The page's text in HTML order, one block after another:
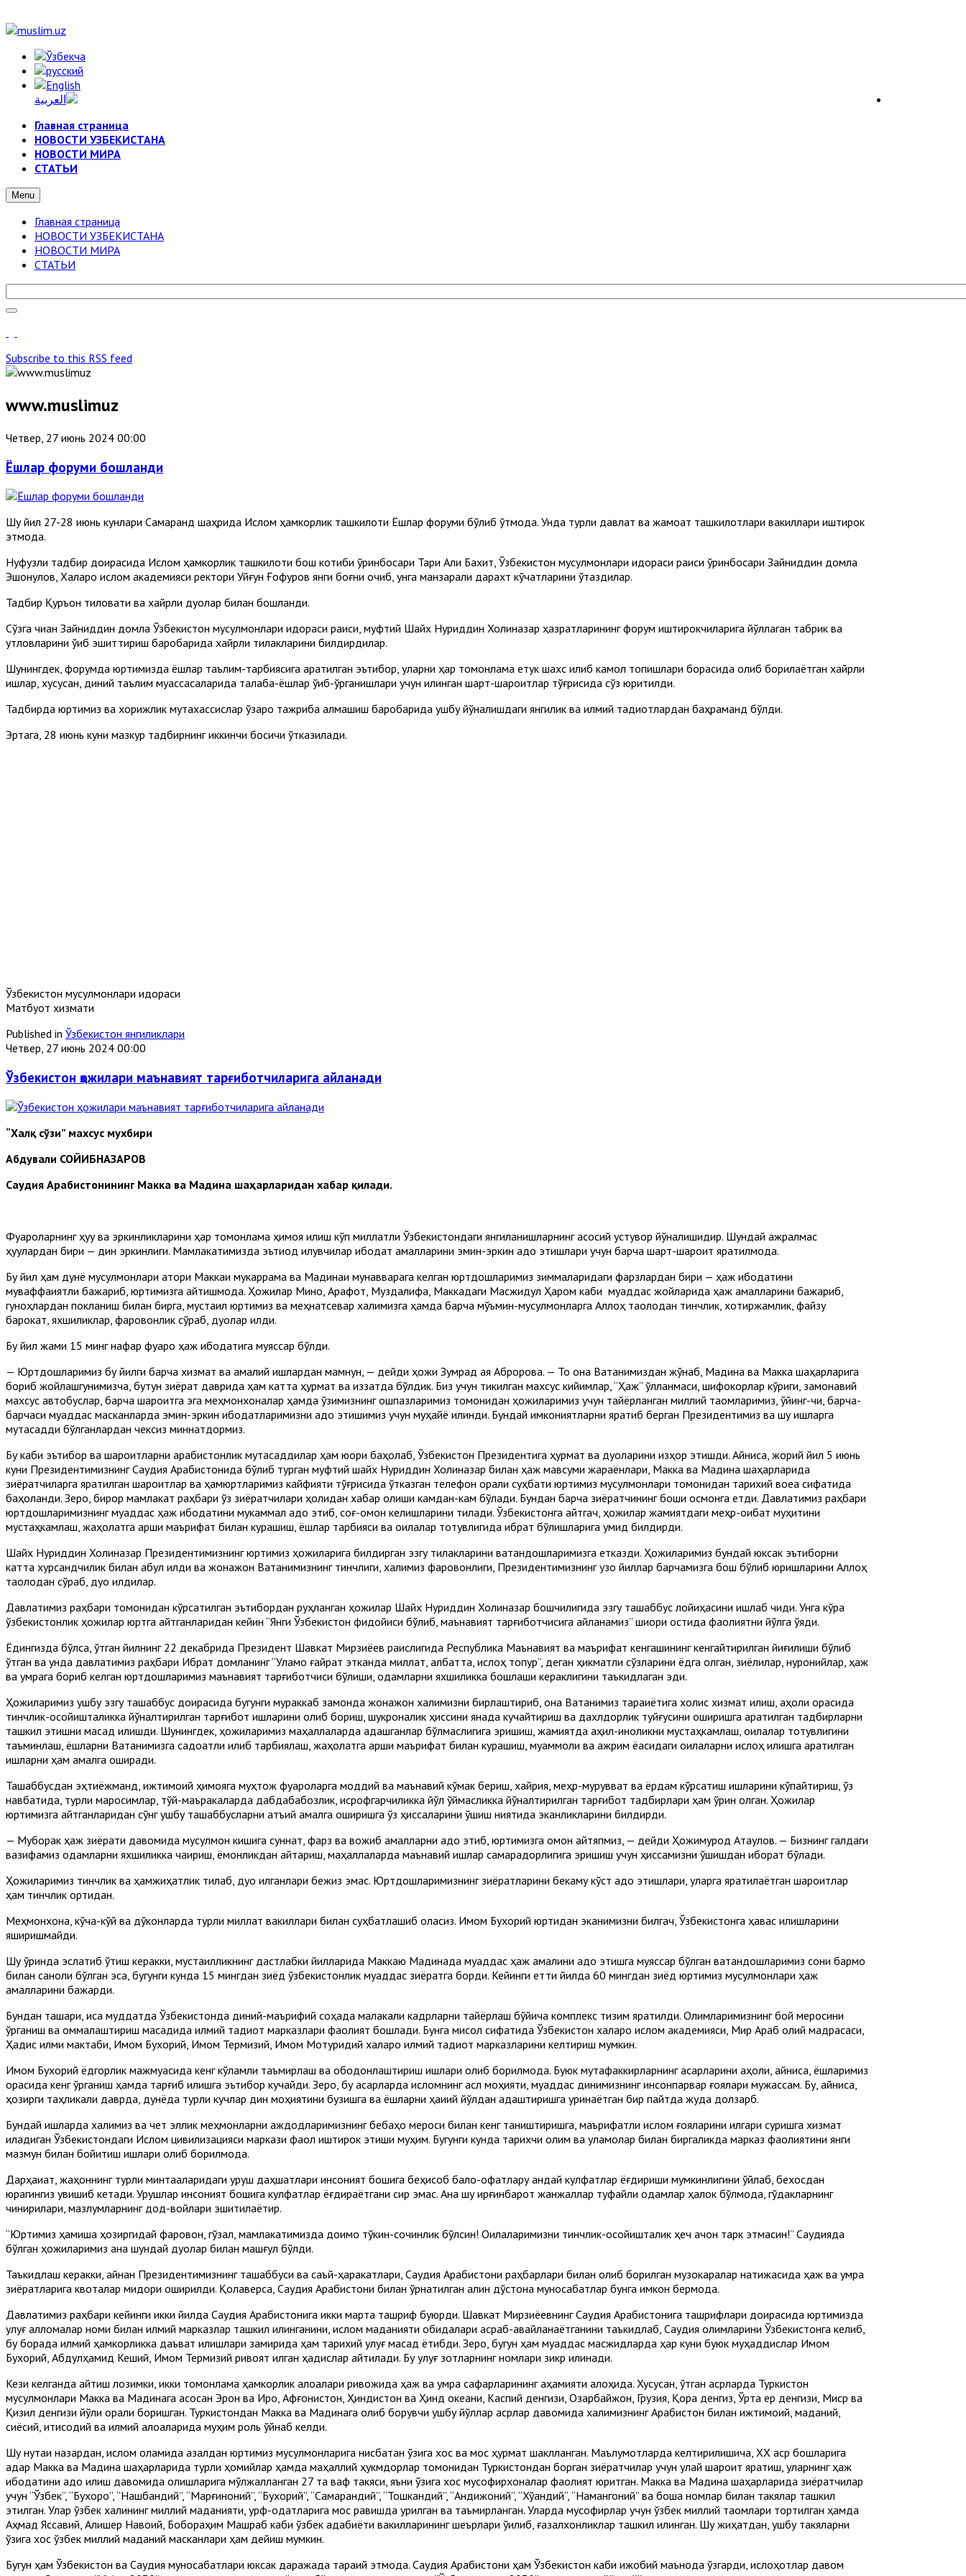
Главная страница
НОВОСТИ УЗБЕКИСТАНА
НОВОСТИ МИРА
СТАТЬИ
Menu
Главная страница
НОВОСТИ УЗБЕКИСТАНА
НОВОСТИ МИРА
СТАТЬИ
Subscribe to this RSS feed
www.muslimuz
Четвер, 27 июнь 2024 00:00
Ёшлар форуми бошланди
Шу йил 27-28 июнь кунлари Самарқанд шаҳрида Ислом ҳамкорлик ташкилоти Ёшлар форуми бўлиб ўтмоқда. Унда турли давлат ва жамоат ташкилотлари вакиллари иштирок
этмоқда.
Нуфузли тадбир доирасида Ислом ҳамкорлик ташкилоти бош котиби ўринбосари Тариқ Али Бахит, Ўзбекистон мусулмонлари идораси раиси ўринбосари Зайниддин домла
Эшонқулов, Халқаро ислом академияси ректори Уйғун Ғофуров янги боғни очиб, унга манзарали дарахт кўчатларини ўтқаздилар.
Тадбир Қуръон тиловати ва хайрли дуолар билан бошланди.
Сўзга чиққан Зайниддин домла Ўзбекистон мусулмонлари идораси раиси, муфтий Шайх Нуриддин Холиқназар ҳазратларининг форум иштирокчиларига йўллаган табрик ва
қутловларини ўқиб эшиттириш баробарида хайрли тилакларини билдирдилар.
Шунингдек, форумда юртимизда ёшлар таълим-тарбиясига қаратилган эътибор, уларни ҳар томонлама етук шахс қилиб камол топишлари борасида олиб борилаётган хайрли
ишлар, хусусан, диний таълим муассасаларида талаба-ёшлар ўқиб-ўрганишлари учун қилинган шарт-шароитлар тўғрисида сўз юритилди.
Тадбирда юртимиз ва хорижлик мутахассислар ўзаро тажриба алмашиш баробарида ушбу йўналишдаги янгилик ва илмий тадқиқотлардан баҳраманд бўлди.
Эртага, 28 июнь куни мазкур тадбирнинг иккинчи босқичи ўтказилади.
Ўзбекистон мусулмонлари идораси
Матбуот хизмати
Published in Ўзбекистон янгиликлари
Четвер, 27 июнь 2024 00:00
Ўзбекистон ҳожилари маънавият тарғиботчиларига айланади
“Халқ сўзи” махсус мухбири
Абдували СОЙИБНАЗАРОВ
Саудия Арабистонининг Макка ва Мадина шаҳарларидан хабар қилади.
Фуқароларнинг ҳуқуқ ва эркинликларини ҳар томонлама ҳимоя қилиш кўп миллатли Ўзбекистондаги янгиланишларнинг асосий устувор йўналишидир. Шундай ажралмас
ҳуқуқлардан бири — дин эркинлиги. Мамлакатимизда эътиқод қилувчилар ибодат амалларини эмин-эркин адо этишлари учун барча шарт-шароит яратилмоқда.
Бу йил ҳам дунё мусулмонлари қатори Маккаи мукаррама ва Мадинаи мунавварага келган юртдошларимиз зиммаларидаги фарзлардан бири — ҳаж ибодатини
муваффақиятли бажариб, юртимизга қайтишмоқда. Ҳожилар Мино, Арафот, Муздалифа, Маккадаги Масжидул Ҳаром каби муқаддас жойларида ҳаж амалларини бажариб,
гуноҳлардан покланиш билан бирга, мустақил юртимиз ва меҳнатсевар халқимизга ҳамда барча мўъмин-мусулмонларга Аллоҳ таолодан тинчлик, хотиржамлик, файзу
барокат, яхшиликлар, фаровонлик сўраб, дуолар қилди.
Бу йил жами 15 минг нафар фуқаро ҳаж ибодатига муяссар бўлди.
— Юртдошларимиз бу йилги барча хизмат ва амалий ишлардан мамнун, — дейди ҳожи Зумрад ая Абророва. — То она Ватанимиздан жўнаб, Мадина ва Макка шаҳарларига
бориб жойлашгунимизча, бутун зиёрат даврида ҳам катта ҳурмат ва иззатда бўлдик. Биз учун тикилган махсус кийимлар, “Ҳаж” қўлланмаси, шифокорлар кўриги, замонавий
махсус автобуслар, барча шароитга эга меҳмонхоналар ҳамда ўзимизнинг ошпазларимиз томонидан ҳожиларимиз учун тайёрланган миллий таомларимиз, қўйинг-чи, барча-
барчаси муқаддас масканларда эмин-эркин ибодатларимизни адо этишимиз учун муҳайё қилинди. Бундай имкониятларни яратиб берган Президентимиз ва шу ишларга
мутасадди бўлганлардан чексиз миннатдормиз.
Бу каби эътибор ва шароитларни арабистонлик мутасаддилар ҳам юқори баҳолаб, Ўзбекистон Президентига ҳурмат ва дуоларини изҳор этишди. Айниқса, жорий йил 5 июнь
куни Президентимизнинг Саудия Арабистонида бўлиб турган муфтий шайх Нуриддин Холиқназар билан ҳаж мавсуми жараёнлари, Макка ва Мадина шаҳарларида
зиёратчиларга яратилган шароитлар ва ҳамюртларимиз кайфияти тўғрисида ўтказган телефон орқали суҳбати юртимиз мусулмонлари томонидан тарихий воқеа сифатида
баҳоланди. Зеро, бирор мамлакат раҳбари ўз зиёратчилари ҳолидан хабар олиши камдан-кам бўлади. Бундан барча зиёратчининг боши осмонга етди. Давлатимиз раҳбари
юртдошларимизнинг муқаддас ҳаж ибодатини мукаммал адо этиб, соғ-омон келишларини тилади. Ўзбекистонга қайтгач, ҳожилар жамиятдаги меҳр-оқибат муҳитини
мустаҳкамлаш, жаҳолатга қарши маърифат билан курашиш, ёшлар тарбияси ва оилалар тотувлигида ибрат бўлишларига умид билдирди.
Шайх Нуриддин Холиқназар Президентимизнинг юртимиз ҳожиларига билдирган эзгу тилакларини ватандошларимизга етказди. Ҳожиларимиз бундай юксак эътиборни
катта хурсандчилик билан қабул қилди ва жонажон Ватанимизнинг тинчлиги, халқимиз фаровонлиги, Президентимизнинг узоқ йиллар барчамизга бош бўлиб юришларини Аллоҳ
таолодан сўраб, дуо қилдилар.
Давлатимиз раҳбари томонидан кўрсатилган эътибордан руҳланган ҳожилар Шайх Нуриддин Холиқназар бошчилигида эзгу ташаббус лойиҳасини ишлаб чиқди. Унга кўра
ўзбекистонлик ҳожилар юртга қайтганларидан кейин “Янги Ўзбекистон фидойиси бўлиб, маънавият тарғиботчисига айланамиз” шиори остида фаолиятни йўлга қўяди.
Ёдингизда бўлса, ўтган йилнинг 22 декабрида Президент Шавкат Мирзиёев раислигида Республика Маънавият ва маърифат кенгашининг кенгайтирилган йиғилиши бўлиб
ўтган ва унда давлатимиз раҳбари Ибрат домланинг “Уламо ғайрат этканда миллат, албатта, ислоҳ топур”, деган ҳикматли сўзларини ёдга олган, зиёлилар, нуронийлар, ҳаж
ва умрага бориб келган юртдошларимиз маънавият тарғиботчиси бўлиши, одамларни яхшиликка бошлаши кераклигини таъкидлаган эди.
Ҳожиларимиз ушбу эзгу ташаббус доирасида бугунги мураккаб замонда жонажон халқимизни бирлаштириб, она Ватанимиз тараққиётига холис хизмат қилиш, аҳоли орасида
тинчлик-осойишталикка йўналтирилган тарғибот ишларини олиб бориш, шукроналик ҳиссини янада кучайтириш ва дахлдорлик туйғусини оширишга қаратилган тадбирларни
ташкил этишни мақсад қилишди. Шунингдек, ҳожиларимиз маҳаллаларда адашганлар бўлмаслигига эришиш, жамиятда аҳил-иноқликни мустаҳкамлаш, оилалар тотувлигини
таъминлаш, ёшларни Ватанимизга садоқатли қилиб тарбиялаш, жаҳолатга қарши маърифат билан курашиш, муаммоли ва ажрим ёқасидаги оилаларни ислоҳ қилишга қаратилган
ишларни ҳам амалга оширади.
Ташаббусдан эҳтиёжманд, ижтимоий ҳимояга муҳтож фуқароларга моддий ва маънавий кўмак бериш, хайрия, меҳр-мурувват ва ёрдам кўрсатиш ишларини кўпайтириш, ўз
навбатида, турли маросимлар, тўй-маъракаларда дабдабабозлик, исрофгарчиликка йўл қўймасликка йўналтирилган тарғибот тадбирлари ҳам ўрин олган. Ҳожилар
юртимизга қайтганларидан сўнг ушбу ташаббусларни қатъий амалга оширишга ўз ҳиссаларини қўшиш ниятида эканликларини билдирди.
— Муборак ҳаж зиёрати давомида мусулмон кишига суннат, фарз ва вожиб амалларни адо этиб, юртимизга омон қайтяпмиз, — дейди Ҳожимурод Атақулов. — Бизнинг галдаги
вазифамиз одамларни яхшиликка чақириш, ёмонликдан қайтариш, маҳаллаларда маънавий ишлар самарадорлигига эришиш учун ҳиссамизни қўшишдан иборат бўлади.
Ҳожиларимиз тинчлик ва ҳамжиҳатлик тилаб, дуо қилганлари бежиз эмас. Юртдошларимизнинг зиёратларини бекаму кўст адо этишлари, уларга яратилаётган шароитлар
ҳам тинчлик ортидан.
Меҳмонхона, кўча-кўй ва дўконларда турли миллат вакиллари билан суҳбатлашиб қоласиз. Имом Бухорий юртидан эканимизни билгач, Ўзбекистонга ҳавас қилишларини
яширишмайди.
Шу ўринда эслатиб ўтиш керакки, мустақилликнинг дастлабки йилларида Маккаю Мадинада муқаддас ҳаж амалини адо этишга муяссар бўлган ватандошларимиз сони бармоқ
билан саноқли бўлган эса, бугунги кунда 15 мингдан зиёд ўзбекистонлик муқаддас зиёратга борди. Кейинги етти йилда 60 мингдан зиёд юртимиз мусулмонлари ҳаж
амалларини бажарди.
Бундан ташқари, қисқа муддатда Ўзбекистонда диний-маърифий соҳада малакали кадрларни тайёрлаш бўйича комплекс тизим яратилди. Олимларимизнинг бой меросини
ўрганиш ва оммалаштириш мақсадида илмий тадқиқот марказлари фаолият бошлади. Бунга мисол сифатида Ўзбекистон халқаро ислом академияси, Мир Араб олий мадрасаси,
Ҳадис илми мактаби, Имом Бухорий, Имом Термизий, Имом Мотуридий халқаро илмий тадқиқот марказларини келтириш мумкин.
Имом Бухорий ёдгорлик мажмуасида кенг кўламли таъмирлаш ва ободонлаштириш ишлари олиб борилмоқда. Буюк мутафаккирларнинг асарларини аҳоли, айниқса, ёшларимиз
орасида кенг ўрганиш ҳамда тарғиб қилишга эътибор кучайди. Зеро, бу асарларда исломнинг асл моҳияти, муқаддас динимизнинг инсонпарвар ғоялари мужассам. Бу, айниқса,
ҳозирги таҳликали даврда, дунёда турли кучлар дин моҳиятини бузишга ва ёшларни ҳақиқий йўлдан адаштиришга уринаётган бир пайтда жуда долзарб.
Бундай ишларда халқимиз ва чет эллик меҳмонларни аждодларимизнинг бебаҳо мероси билан кенг таништиришга, маърифатли ислом ғояларини илгари суришга хизмат
қиладиган Ўзбекистондаги Ислом цивилизацияси маркази фаол иштирок этиши муҳим. Бугунги кунда тарихчи олим ва уламолар билан биргаликда марказ фаолиятини янги
мазмун билан бойитиш ишлари олиб борилмоқда.
Дарҳақиқат, жаҳоннинг турли минтақаларидаги уруш даҳшатлари инсоният бошига беҳисоб бало-офатлару қандай кулфатлар ёғдириши мумкинлигини ўйлаб, бехосдан
юрагингиз увишиб кетади. Урушлар инсоният бошига кулфатлар ёғдираётгани сир эмас. Ана шу қирғинбарот жанжаллар туфайли одамлар ҳалок бўлмоқда, гўдакларнинг
чинқириқлари, мазлумларнинг дод-войлари эшитилаётир.
“Юртимиз ҳамиша ҳозиргидай фаровон, гўзал, мамлакатимизда доимо тўкин-сочинлик бўлсин! Оилаларимизни тинчлик-осойишталик ҳеч қачон тарк этмасин!” Саудияда
бўлган ҳожиларимиз ана шундай дуолар билан машғул бўлди.
Таъкидлаш керакки, айнан Президентимизнинг ташаббуси ва саъй-ҳаракатлари, Саудия Арабистони раҳбарлари билан олиб борилган музокаралар натижасида ҳаж ва умра
зиёратларига квоталар миқдори оширилди. Қолаверса, Саудия Арабистони билан ўрнатилган қалин дўстона муносабатлар бунга имкон бермоқда.
Давлатимиз раҳбари кейинги икки йилда Саудия Арабистонига икки марта ташриф буюрди. Шавкат Мирзиёевнинг Саудия Арабистонига ташрифлари доирасида юртимизда
улуғ алломалар номи билан илмий марказлар ташкил қилинганини, ислом маданияти обидалари асраб-авайланаётганини таъкидлаб, Саудия олимларини Ўзбекистонга келиб,
бу борада илмий ҳамкорликка даъват қилишлари замирида ҳам тарихий улуғ мақсад ётибди. Зеро, бугун ҳам муқаддас масжидларда ҳар куни буюк муҳаддислар Имом
Бухорий, Абдулҳамид Кеший, Имом Термизий ривоят қилган ҳадислар айтилади. Бу улуғ зотларнинг номлари зикр қилинади.
Кези келганда айтиш лозимки, икки томонлама ҳамкорлик алоқалари ривожида ҳаж ва умра сафарларининг аҳамияти алоҳида. Хусусан, ўтган асрларда Туркистон
мусулмонлари Макка ва Мадинага асосан Эрон ва Ироқ, Афғонистон, Ҳиндистон ва Ҳинд океани, Каспий денгизи, Озарбайжон, Грузия, Қора денгиз, Ўрта ер денгизи, Миср ва
Қизил денгизи йўли орқали боришган. Туркистондан Макка ва Мадинага олиб борувчи ушбу йўллар асрлар давомида халқимизнинг Арабистон билан ижтимоий, маданий,
сиёсий, иқтисодий ва илмий алоқаларида муҳим роль ўйнаб келди.
Шу нуқтаи назардан, ислом оламида азалдан юртимиз мусулмонларига нисбатан ўзига хос ва мос ҳурмат шаклланган. Маълумотларда келтирилишича, ХХ аср бошларига
қадар Макка ва Мадина шаҳарларида турли ҳомийлар ҳамда маҳаллий ҳукмдорлар томонидан Туркистондан борган зиёратчилар учун қулай шароит яратиш, уларнинг ҳаж
ибодатини адо қилиш давомида қолишларига мўлжалланган 27 та вақф такяси, яъни ўзига хос мусофирхоналар фаолият юритган. Макка ва Мадина шаҳарларида зиёратчилар
учун “Ўзбек”, “Бухоро”, “Нақшбандий”, “Марғиноний”, “Бухорий”, “Самарқандий”, “Тошкандий”, “Андижоний”, “Хўқандий”, “Намангоний” ва бошқа номлар билан такялар ташкил
этилган. Улар ўзбек халқининг миллий маданияти, урф-одатларига мос равишда қурилган ва таъмирланган. Уларда мусофирлар учун ўзбек миллий таомлари тортилган ҳамда
Аҳмад Яссавий, Алишер Навоий, Бобораҳим Машраб каби ўзбек адабиёти вакилларининг шеърлари ўқилиб, ғазалхонликлар ташкил қилинган. Шу жиҳатдан, ушбу такяларни
ўзига хос ўзбек миллий маданий масканлари ҳам дейиш мумкин.
Бугун ҳам Ўзбекистон ва Саудия муносабатлари юксак даражада тараққий этмоқда. Саудия Арабистони ҳам Ўзбекистон каби ижобий маънода ўзгарди, ислоҳотлар давом